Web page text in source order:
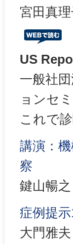
宮田真
US
一般社
ョンセ
これで
講演：
察
鍵山暢之
症例提
大門雅夫